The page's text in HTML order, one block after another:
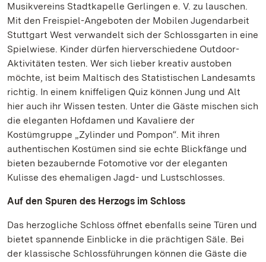
Musikvereins Stadtkapelle Gerlingen e. V. zu lauschen.
Mit den Freispiel-Angeboten der Mobilen Jugendarbeit
Stuttgart West verwandelt sich der Schlossgarten in eine
Spielwiese. Kinder dürfen hierverschiedene Outdoor-
Aktivitäten testen. Wer sich lieber kreativ austoben
möchte, ist beim Maltisch des Statistischen Landesamts
richtig. In einem kniffeligen Quiz können Jung und Alt
hier auch ihr Wissen testen. Unter die Gäste mischen sich
die eleganten Hofdamen und Kavaliere der
Kostümgruppe „Zylinder und Pompon“. Mit ihren
authentischen Kostümen sind sie echte Blickfänge und
bieten bezaubernde Fotomotive vor der eleganten
Kulisse des ehemaligen Jagd- und Lustschlosses.
Auf den Spuren des Herzogs im Schloss
Das herzogliche Schloss öffnet ebenfalls seine Türen und
bietet spannende Einblicke in die prächtigen Säle. Bei
der klassische Schlossführungen können die Gäste die